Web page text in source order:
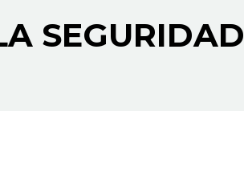
SEGURIDAD